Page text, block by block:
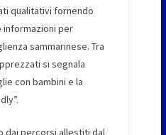
qualitativi fornendo
per
sammarinese. Tra
si segnala
con bambini e la
dai percorsi allestiti dal